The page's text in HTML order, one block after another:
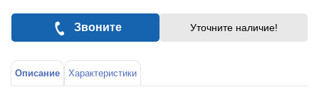
Звоните Уточните наличие!
Описание Характеристики